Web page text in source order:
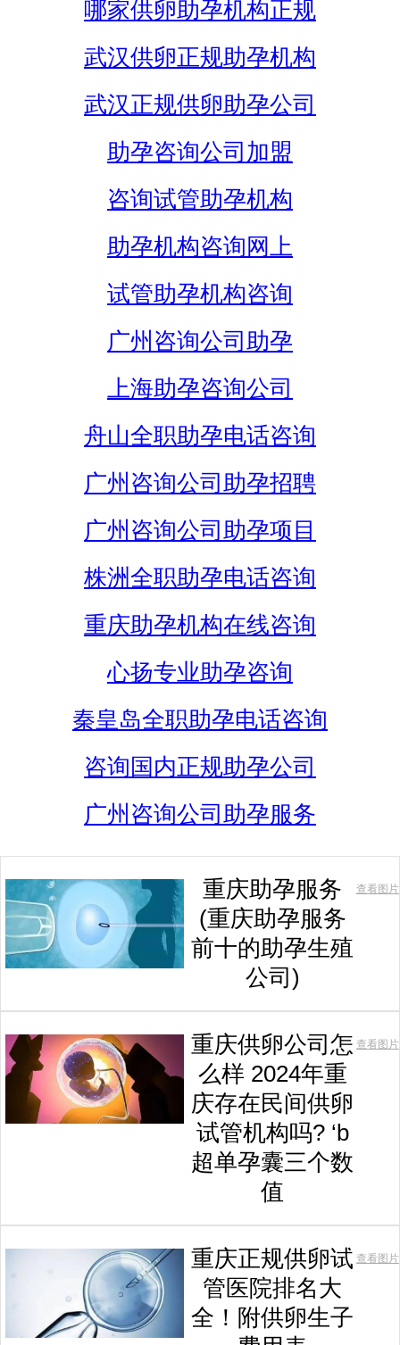
哪家供卵助孕机构正规
武汉供卵正规助孕机构
武汉正规供卵助孕公司
助孕咨询公司加盟
咨询试管助孕机构
助孕机构咨询网上
试管助孕机构咨询
广州咨询公司助孕
上海助孕咨询公司
舟山全职助孕电话咨询
广州咨询公司助孕招聘
广州咨询公司助孕项目
株洲全职助孕电话咨询
重庆助孕机构在线咨询
心扬专业助孕咨询
秦皇岛全职助孕电话咨询
咨询国内正规助孕公司
广州咨询公司助孕服务
重庆助孕服务
(重庆助孕服务
前十的助孕生殖
公司)
查看图片
重庆供卵公司怎
么样 2024年重
庆存在民间供卵
试管机构吗? ‘b
超单孕囊三个数
值
查看图片
重庆正规供卵试
管医院排名大
全！附供卵生子
查看图片